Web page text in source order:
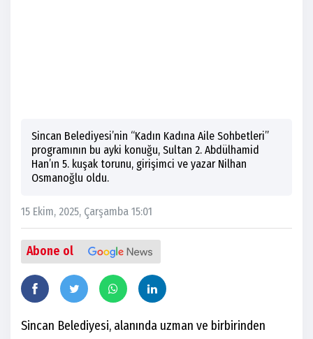
Sincan Belediyesi’nin “Kadın Kadına Aile Sohbetleri”
programının bu ayki konuğu, Sultan 2. Abdülhamid
Han’ın 5. kuşak torunu, girişimci ve yazar Nilhan
Osmanoğlu oldu.
15 Ekim, 2025, Çarşamba 15:01
Abone ol
Sincan Belediyesi, alanında uzman ve birbirinden